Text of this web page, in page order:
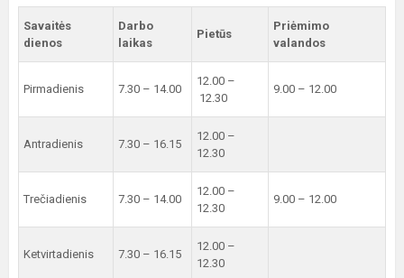
Savaitės
dienos
Darbo
laikas
Pietūs
Priėmimo
valandos
Pirmadienis 7.30 – 14.00
12.00 –
12.30
9.00 – 12.00
Antradienis 7.30 – 16.15
12.00 –
12.30
Trečiadienis 7.30 – 14.00
12.00 –
12.30
9.00 – 12.00
Ketvirtadienis 7.30 – 16.15
12.00 –
12.30